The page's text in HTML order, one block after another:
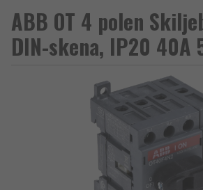
ABB OT 4 polen
DIN-skena, IP20 40A